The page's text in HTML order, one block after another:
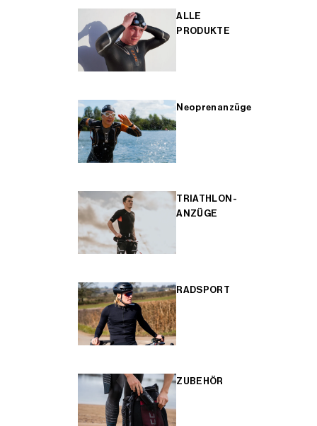
ALLE
PRODUKTE
Neoprenanzüge
TRIATHLON-
ANZÜGE
RADSPORT
ZUBEHÖR